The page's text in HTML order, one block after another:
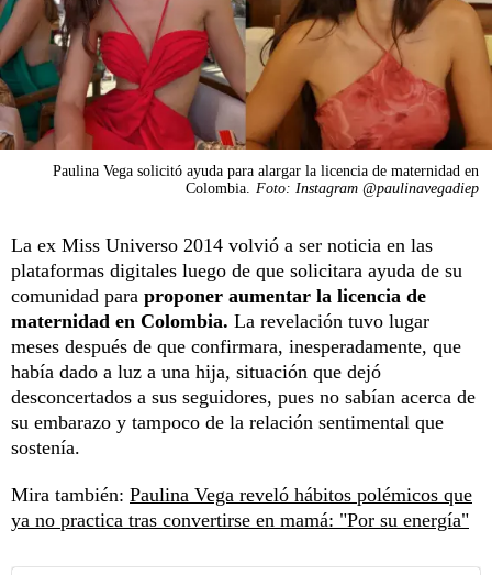
Paulina Vega solicitó ayuda para alargar la licencia de maternidad en
Colombia.
Foto: Instagram @paulinavegadiep
La ex Miss Universo 2014 volvió a ser noticia en las
plataformas digitales luego de que solicitara ayuda de su
comunidad para proponer aumentar la licencia de
maternidad en Colombia. La revelación tuvo lugar
meses después de que confirmara, inesperadamente, que
había dado a luz a una hija, situación que dejó
desconcertados a sus seguidores, pues no sabían acerca de
su embarazo y tampoco de la relación sentimental que
sostenía.
Mira también: Paulina Vega reveló hábitos polémicos que
ya no practica tras convertirse en mamá: "Por su energía"